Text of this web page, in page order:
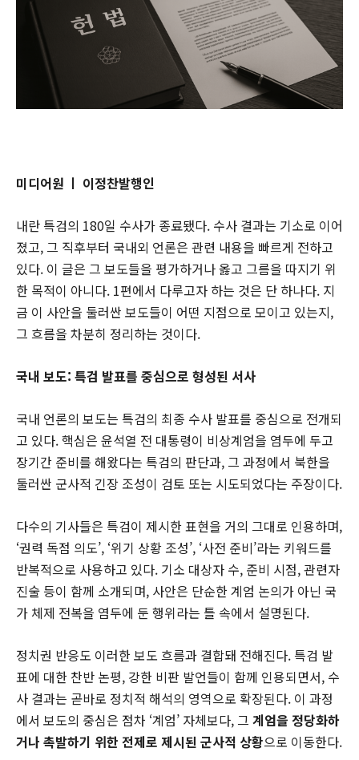
미디어원 ㅣ 이정찬발행인
내란 특검의 180일 수사가 종료됐다. 수사 결과는 기소로 이어
졌고, 그 직후부터 국내외 언론은 관련 내용을 빠르게 전하고
있다. 이 글은 그 보도들을 평가하거나 옳고 그름을 따지기 위
한 목적이 아니다. 1편에서 다루고자 하는 것은 단 하나다. 지
금 이 사안을 둘러싼 보도들이 어떤 지점으로 모이고 있는지,
그 흐름을 차분히 정리하는 것이다.
국내 보도: 특검 발표를 중심으로 형성된 서사
국내 언론의 보도는 특검의 최종 수사 발표를 중심으로 전개되
고 있다. 핵심은 윤석열 전 대통령이 비상계엄을 염두에 두고
장기간 준비를 해왔다는 특검의 판단과, 그 과정에서 북한을
둘러싼 군사적 긴장 조성이 검토 또는 시도되었다는 주장이다.
다수의 기사들은 특검이 제시한 표현을 거의 그대로 인용하며,
‘권력 독점 의도’, ‘위기 상황 조성’, ‘사전 준비’라는 키워드를
반복적으로 사용하고 있다. 기소 대상자 수, 준비 시점, 관련자
진술 등이 함께 소개되며, 사안은 단순한 계엄 논의가 아닌 국
가 체제 전복을 염두에 둔 행위라는 틀 속에서 설명된다.
정치권 반응도 이러한 보도 흐름과 결합돼 전해진다. 특검 발
표에 대한 찬반 논평, 강한 비판 발언들이 함께 인용되면서, 수
사 결과는 곧바로 정치적 해석의 영역으로 확장된다. 이 과정
에서 보도의 중심은 점차 ‘계엄’ 자체보다, 그 계엄을 정당화하
거나 촉발하기 위한 전제로 제시된 군사적 상황으로 이동한다.